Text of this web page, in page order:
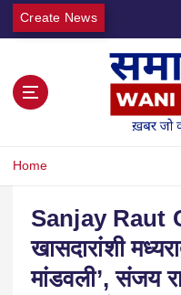
Create News
Home
Sanjay Raut
खासदारांशी
मांडवली’, संजय